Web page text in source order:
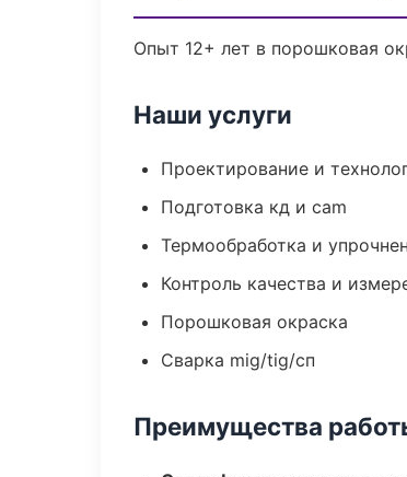
Опыт 12+ лет в порошковая
Наши услуги
Проектирование и
Подготовка кд и cam
Термообработка и
Контроль качества и
Порошковая окраска
Сварка mig/tig/сп
Преимущества